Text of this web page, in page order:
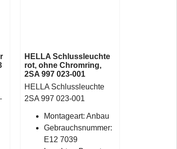
HELLA Schlussleuchte
rot, ohne Chromring,
2SA 997 023-001
HELLA Schlussleuchte
2SA 997 023-001
Montageart: Anbau
Gebrauchsnummer:
E12 7039